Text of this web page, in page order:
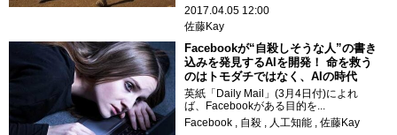
2017.04.05 12:00
佐藤Kay
Facebookが“自殺しそうな人”の書き
込みを発見するAIを開発！ 命を救う
のはトモダチではなく、AIの時代
英紙「Daily Mail」(3月4日付)によれ
ば、Facebookがある目的を...
Facebook
自殺 人工知能
佐藤Kay